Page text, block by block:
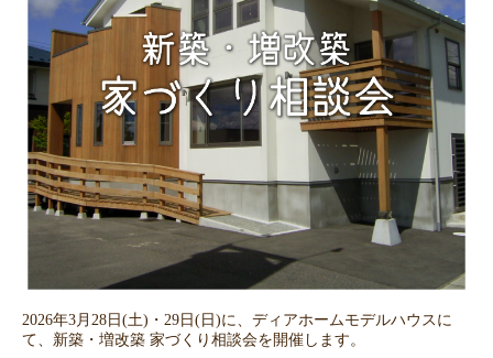
2026年3月28日(土)・29日(日)に、ディアホームモデルハウスに
て、新築・増改築 家づくり相談会を開催します。